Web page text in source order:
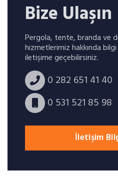
Bize Ulaşın
Pergola, tente, branda ve
hizmetlerimiz hakkında
iletişime geçebilirsiniz.
0 282 651 41 40
0 531 521 85 98
İletişim